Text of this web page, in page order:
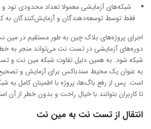
شبکه‌های آزمایشی معمولا تعداد محدودی نود و
فقط توسط توسعه‌دهندگان و آزمایش‌کنندگان به
اجرای پروژه‌های بلاک چین به طور مستقیم در مین
دوره‌های آزمایشی در تست نت می‌تواند منجر به
شبکه شود. به همین دلیل تفاوت شبکه مین نت و
به عنوان یک محیط سندباکس برای آزمایش و
است. پس از رفع باگ‌ها، پروژه با اطمینان کامل به
تا کاربران بتوانند با خیال راحت و بدون خطر از آن
انتقال از تست نت به مین نت